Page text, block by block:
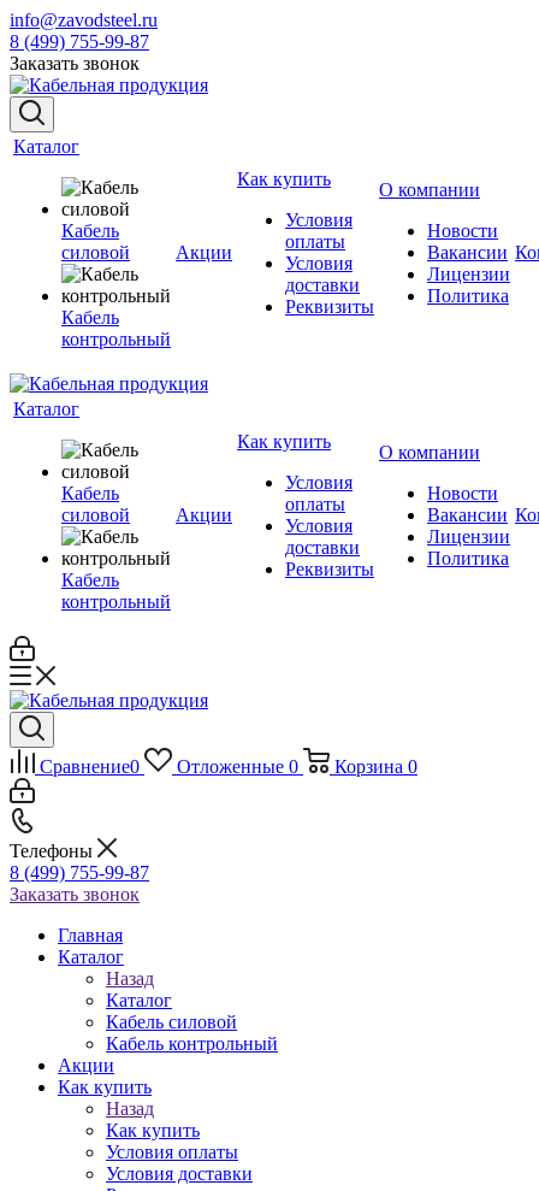
info@zavodsteel.ru
8 (499) 755-99-87
Заказать звонок
Каталог
Кабель
силовой
Кабель
контрольный
Акции
Как купить
Условия
оплаты
Условия
доставки
Реквизиты
О компании
Новости
Вакансии
Лицензии
Политика
Каталог
Кабель
силовой
Кабель
контрольный
Акции
Как купить
Условия
оплаты
Условия
доставки
Реквизиты
О компании
Новости
Вакансии
Лицензии
Политика
Сравнение0 Отложенные 0 Корзина 0
Телефоны
8 (499) 755-99-87
Заказать звонок
Главная
Каталог
Назад
Каталог
Кабель силовой
Кабель контрольный
Акции
Как купить
Назад
Как купить
Условия оплаты
Условия доставки